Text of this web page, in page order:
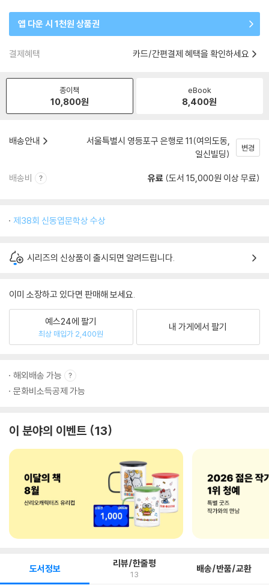
앱 다운 시 1천원 상품권
결제혜택 카드/간편결제 혜택을 확인하세요
종이책
10,800원
eBook
8,400원
배송안내
서울특별시 영등포구 은행로 11(여의도동,
일신빌딩)
변경
배송비 유료 (도서 15,000원 이상 무료)
제38회 신동엽문학상 수상
시리즈의 신상품이 출시되면 알려드립니다.
이미 소장하고 있다면 판매해 보세요.
예스24에 팔기
최상 매입가 2,400원
내 가게에서 팔기
해외배송 가능
문화비소득공제 가능
이 분야의 이벤트 13
도서정보 리뷰/한줄평
13 배송/반품/교환